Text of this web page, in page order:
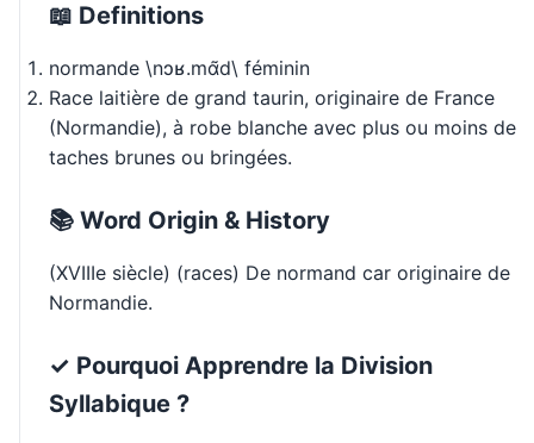
📖 Definitions
normande \nɔʁ.mɑ̃d\ féminin
Race laitière de grand taurin, originaire de France
(Normandie), à robe blanche avec plus ou moins de
taches brunes ou bringées.
📚 Word Origin & History
(XVIIIe siècle) (races) De normand car originaire de
Normandie.
✓ Pourquoi Apprendre la Division
Syllabique ?